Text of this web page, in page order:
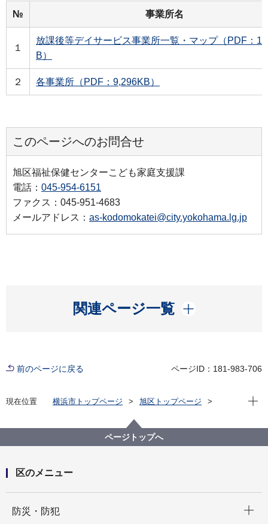
№ 事業所名
１
放課後等デイサービス事業所一覧・マップ（PDF：
B）
２ 各事業所（PDF：9,296KB）
このページへのお問合せ
旭区福祉保健センターこども家庭支援課
電話： 045-954-6151
ファクス：045-951-4683
メールアドレス： as-kodomokatei@city.yokohama.lg.jp
関連ページ一覧
開く
前のページに戻る ページID：181-983-706
現在位置 横浜市トップページ
旭区トップページ
旭区 障害児通所支援事業所あんない「あさひっ子」①
現在
ページトップへ
区のメニュー
防災・防犯